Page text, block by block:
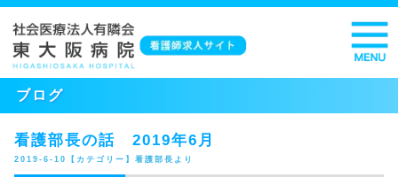
ブログ
看護部長の話 2019年6月
2019-6-10【カテゴリー】看護部長より